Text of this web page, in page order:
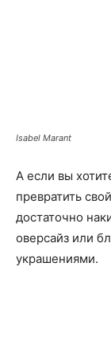
Isabel Marant
А если вы
превратить
достаточно
оверсайз или
украшениями.